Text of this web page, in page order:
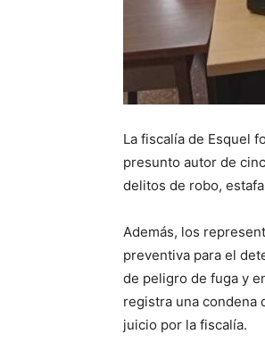
La fiscalía de Esquel
presunto autor de
delitos de robo,
Además, los
preventiva para el
de peligro de fuga y
registra una condena
juicio por la fiscalía.